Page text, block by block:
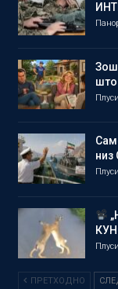
што
низ
ПРЕТХОДНО